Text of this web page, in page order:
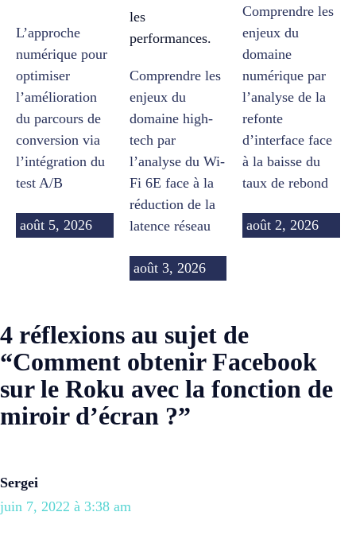
L’approche
numérique pour
optimiser
l’amélioration
du parcours de
conversion via
l’intégration du
test A/B
août 5, 2026
Comprendre les
enjeux du
domaine high-
tech par
l’analyse du Wi-
Fi 6E face à la
réduction de la
latence réseau
août 3, 2026
Comprendre les
enjeux du
domaine
numérique par
l’analyse de la
refonte
d’interface face
à la baisse du
taux de rebond
août 2, 2026
4 réflexions au sujet de
“Comment obtenir Facebook
sur le Roku avec la fonction de
miroir d’écran ?”
Sergei
juin 7, 2022 à 3:38 am